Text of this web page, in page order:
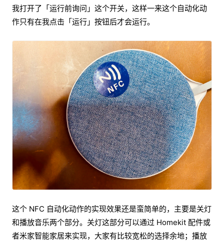
我打开了「运行前询问」这个开关，这样一来这个自动化动
作只有在我点击「运行」按钮后才会运行。
这个 NFC 自动化动作的实现效果还是蛮简单的，主要是关灯
和播放音乐两个部分。关灯这部分可以通过 Homekit 配件或
者米家智能家居来实现，大家有比较宽松的选择余地；播放